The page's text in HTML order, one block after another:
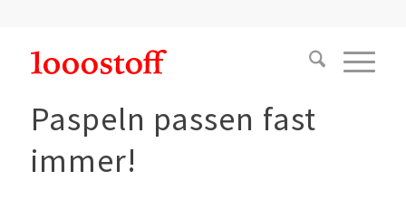
Paspeln passen fast
immer!